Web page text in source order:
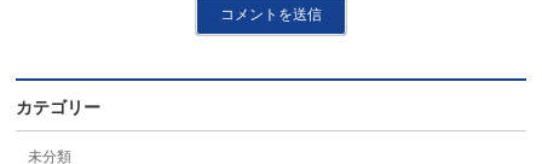
カテゴリー
未分類